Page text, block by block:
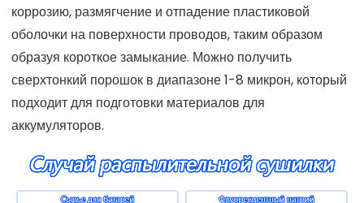
коррозию, размягчение и отпадение пластиковой
оболочки на поверхности проводов, таким образом
образуя короткое замыкание. Можно получить
сверхтонкий порошок в диапазоне 1-8 микрон, который
подходит для подготовки материалов для
аккумуляторов.